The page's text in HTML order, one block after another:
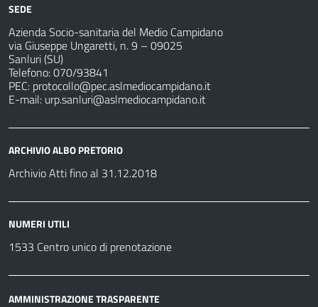
SEDE
Azienda Socio-sanitaria del Medio Campidano
via Giuseppe Ungaretti, n. 9 – 09025
Sanluri (SU)
Telefono: 070/93841
PEC: protocollo@pec.aslmediocampidano.it
E-mail: urp.sanluri@aslmediocampidano.it
ARCHIVIO ALBO PRETORIO
Archivio Atti fino al 31.12.2018
NUMERI UTILI
1533 Centro unico di prenotazione
AMMINISTRAZIONE TRASPARENTE